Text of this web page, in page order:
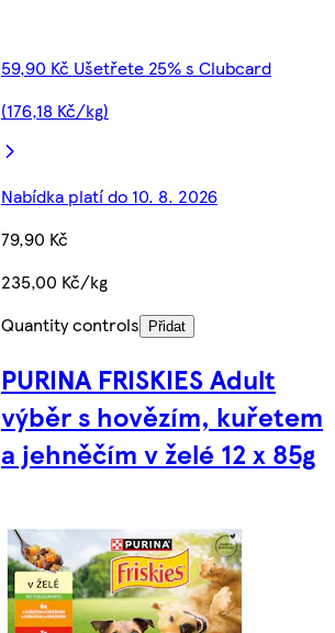
59,90 Kč Ušetřete 25% s Clubcard
(176,18 Kč/kg)
Nabídka platí do 10. 8. 2026
79,90 Kč
235,00 Kč/kg
Quantity controls
Přidat
PURINA FRISKIES Adult
výběr s hovězím, kuřetem
a jehněčím v želé 12 x 85g